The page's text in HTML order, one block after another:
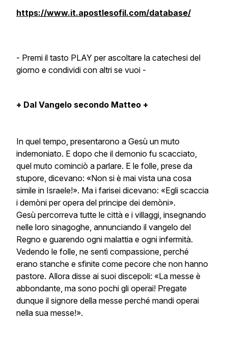
https://www.it.apostlesofil.com/database/
- Premi il tasto PLAY per ascoltare la catechesi del
giorno e condividi con altri se vuoi -
+ Dal Vangelo secondo Matteo +
In quel tempo, presentarono a Gesù un muto
indemoniato. E dopo che il demonio fu scacciato,
quel muto cominciò a parlare. E le folle, prese da
stupore, dicevano: «Non si è mai vista una cosa
simile in Israele!». Ma i farisei dicevano: «Egli scaccia
i demòni per opera del principe dei demòni».
Gesù percorreva tutte le città e i villaggi, insegnando
nelle loro sinagoghe, annunciando il vangelo del
Regno e guarendo ogni malattia e ogni infermità.
Vedendo le folle, ne sentì compassione, perché
erano stanche e sfinite come pecore che non hanno
pastore. Allora disse ai suoi discepoli: «La messe è
abbondante, ma sono pochi gli operai! Pregate
dunque il signore della messe perché mandi operai
nella sua messe!».